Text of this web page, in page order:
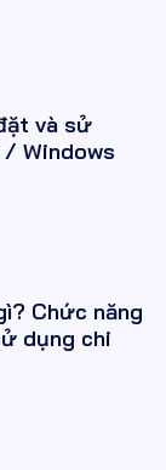
và sử
/ Windows
Chức năng
dụng chi